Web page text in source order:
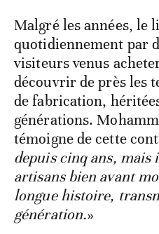
Malgré les années, le
quotidiennement par
visiteurs venus
découvrir de près les
de fabrication,
générations.
témoigne de cette
depuis cinq ans, mais
artisans bien avant
longue histoire,
génération.»